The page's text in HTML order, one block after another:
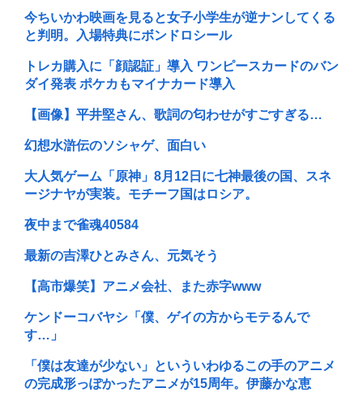
今ちいかわ映画を見ると女子小学生が逆ナンしてくる
と判明。入場特典にボンドロシール
トレカ購入に「顔認証」導入 ワンピースカードのバン
ダイ発表 ポケカもマイナカード導入
【画像】平井堅さん、歌詞の匂わせがすごすぎる…
幻想水滸伝のソシャゲ、面白い
大人気ゲーム「原神」8月12日に七神最後の国、スネ
ージナヤが実装。モチーフ国はロシア。
夜中まで雀魂40584
最新の吉澤ひとみさん、元気そう
【高市爆笑】アニメ会社、また赤字www
ケンドーコバヤシ「僕、ゲイの方からモテるんで
す…」
「僕は友達が少ない」といういわゆるこの手のアニメ
の完成形っぽかったアニメが15周年。伊藤かな恵